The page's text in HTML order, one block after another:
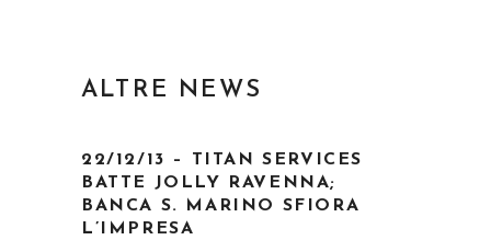
ALTRE NEWS
22/12/13 – TITAN SERVICES
BATTE JOLLY RAVENNA;
BANCA S. MARINO SFIORA
L’IMPRESA